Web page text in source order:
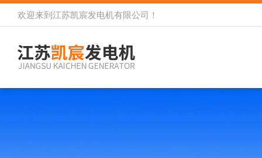
欢迎来到 江苏凯宸发电机有限公司 ！